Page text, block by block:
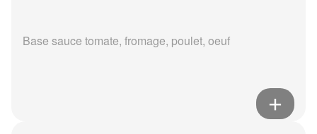
Base sauce tomate, fromage, poulet, oeuf